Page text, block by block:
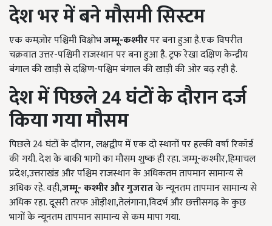
देश भर में बने मौसमी सिस्टम
एक कमज़ोर पश्चिमी विक्षोभजम्मू-कश्मीरपर बना हुआ है.एक विपरीत
चक्रवात उत्तर-पश्चिमी राजस्थान पर बना हुआ है. ट्रफ रेखा दक्षिण केन्द्रीय
बंगाल की खाड़ी से दक्षिण-पश्चिम बंगाल की खाड़ी की ओर बढ़ रही है.
देश में पिछले24घंटों के दौरान दर्ज
किया गया मौसम
पिछले 24 घंटों के दौरान, लक्षद्वीप में एक दो स्थानों पर हल्की वर्षा रिकॉर्ड
की गयी. देश के बाकी भागों का मौसम शुष्क ही रहा. जम्मू-कश्मीर,हिमाचल
प्रदेश,उत्तराखंड और पश्चिम राजस्थान के अधिकतम तापमान सामान्य से
अधिक रहे. वही,जम्मू-कश्मीर और गुजरातके न्यूनतम तापमान सामान्य से
अधिक रहा. दूसरी तरफ ओड़ीशा,तेलंगाना,विदर्भ और छत्तीसगढ़ के कुछ
भागों के न्यूनतम तापमान सामान्य से कम मापा गया.